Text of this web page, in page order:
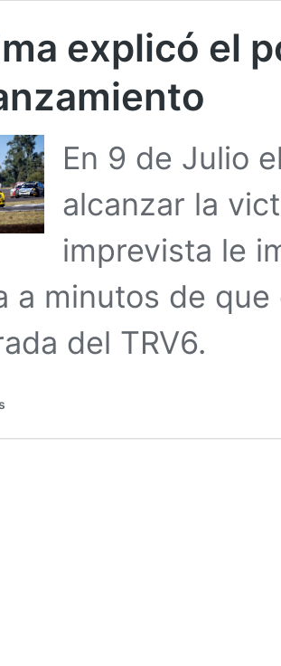
explicó el
En 9 de Julio
alcanzar la
imprevista le
a minutos de
del TRV6.